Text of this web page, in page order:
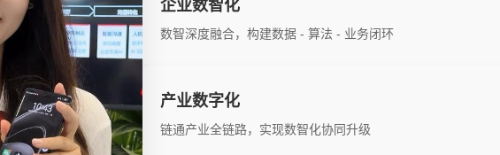
企业数智化
数智深度融合，构建数据 - 算法 - 业务闭环
产业数字化
链通产业全链路，实现数智化协同升级